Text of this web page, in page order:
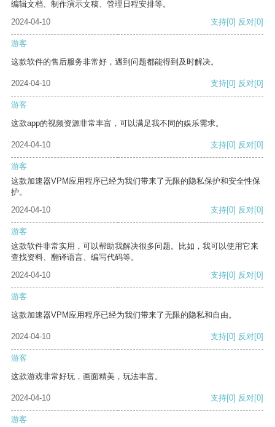
编辑文档、制作演示文稿、管理日程安排等。
2024-04-10
支持[0] 反对[0]
游客
这款软件的售后服务非常好，遇到问题都能得到及时解决。
2024-04-10 支持[0] 反对[0]
游客
这款app的视频资源非常丰富，可以满足我不同的娱乐需求。
2024-04-10 支持[0] 反对[0]
游客
这款加速器VPM应用程序已经为我们带来了无限的隐私保护和安全性保
护。
2024-04-10
支持[0] 反对[0]
游客
这款软件非常实用，可以帮助我解决很多问题。比如，我可以使用它来
查找资料、翻译语言、编写代码等。
2024-04-10
支持[0] 反对[0]
游客
这款加速器VPM应用程序已经为我们带来了无限的隐私和自由。
2024-04-10 支持[0] 反对[0]
游客
这款游戏非常好玩，画面精美，玩法丰富。
2024-04-10 支持[0] 反对[0]
游客